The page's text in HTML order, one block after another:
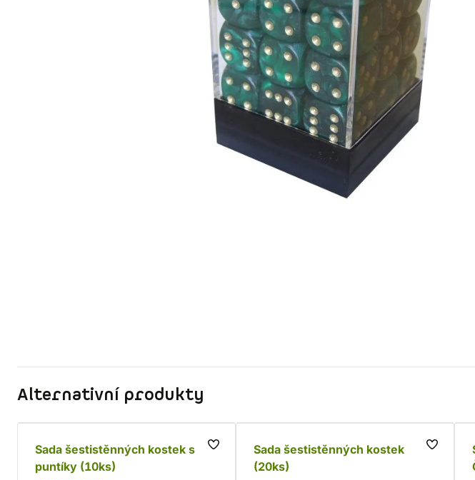
Alternativní produkty
Sada šestistěnných kostek s
puntíky (10ks)
Sada šestistěnných kostek
(20ks)